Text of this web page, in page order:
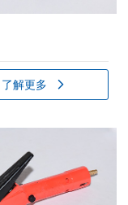
了解更多